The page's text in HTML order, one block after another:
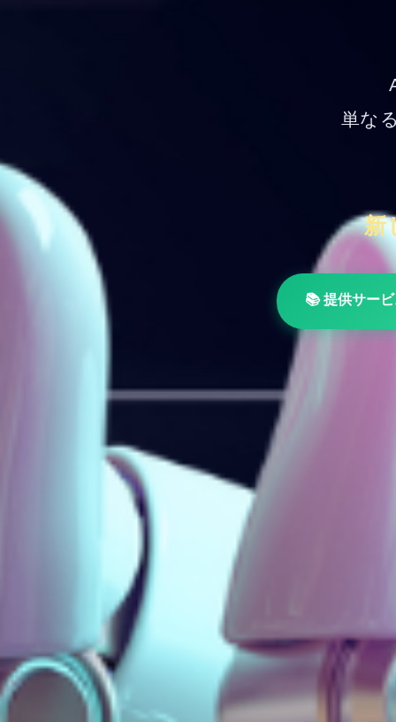
単な
新
📚 提供サー